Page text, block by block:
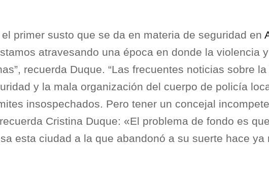
primer susto que se da en materia de seguridad en
atravesando una época en donde la violencia
recuerda Duque. “Las frecuentes noticias sobre la
y la mala organización del cuerpo de policía
insospechados. Pero tener un concejal
Cristina Duque: «El problema de fondo es
esta ciudad a la que abandonó a su suerte hace ya